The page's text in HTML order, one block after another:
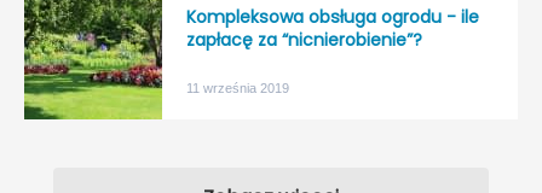
Kompleksowa obsługa ogrodu - ile
zapłacę za “nicnierobienie”?
11 września 2019